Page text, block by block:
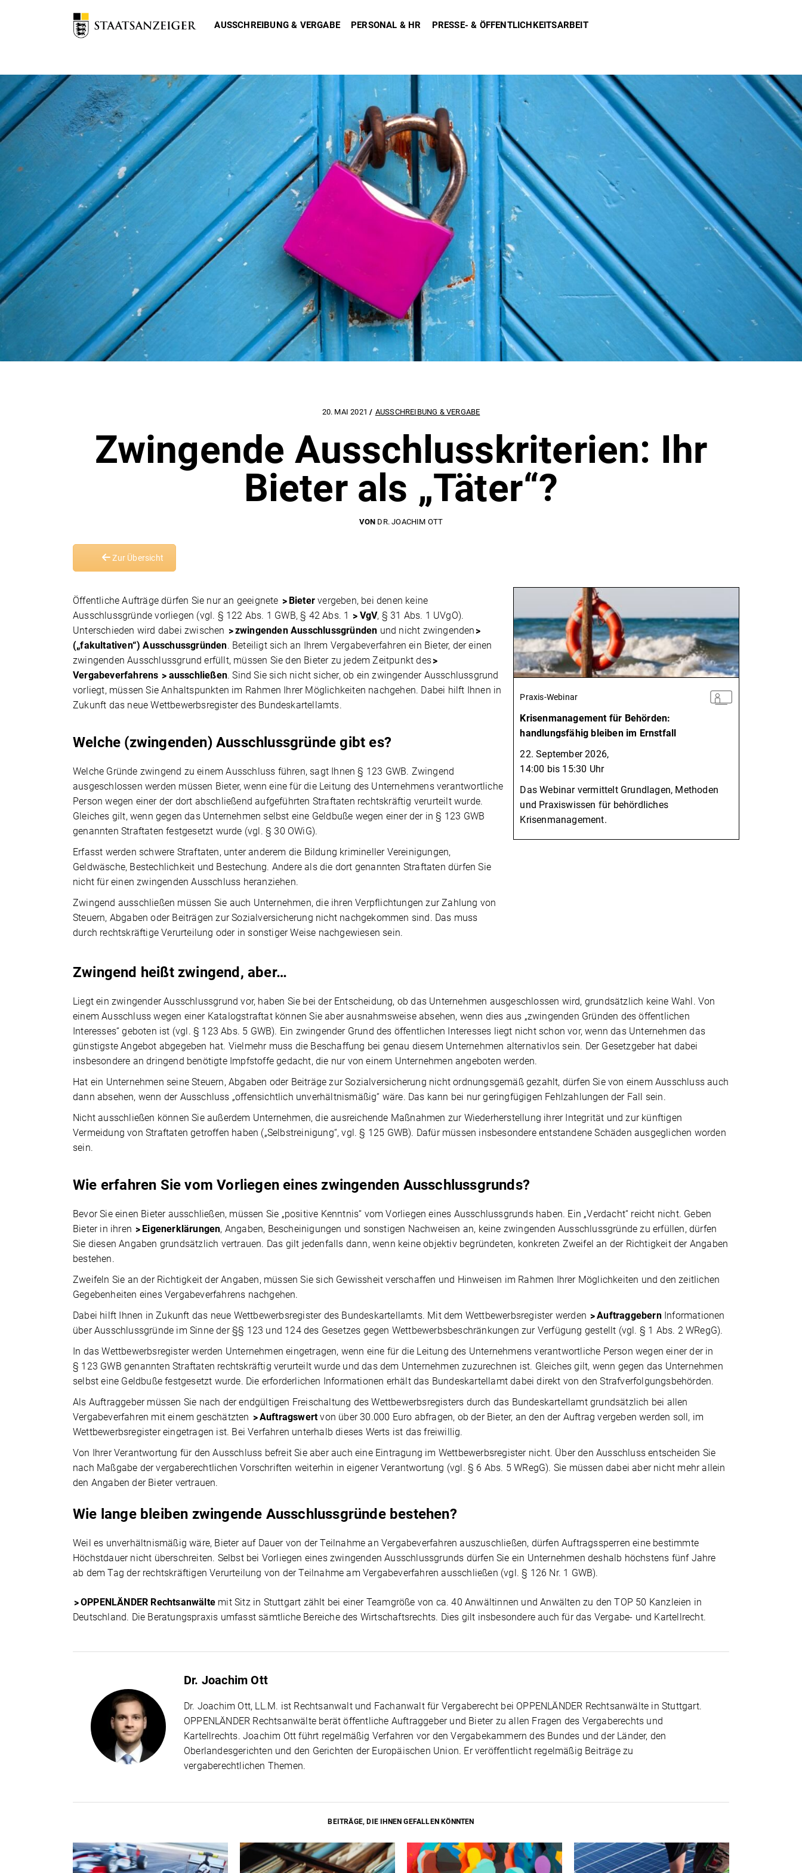
AUSSCHREIBUNG & VERGABE PERSONAL & HR PRESSE- & ÖFFENTLICHKEITSARBEIT
20. MAI 2021 AUSSCHREIBUNG & VERGABE
Zwingende Ausschlusskriterien: Ihr
Bieter als „Täter“?
VON DR. JOACHIM OTT
Zur Übersicht
Öffentliche Aufträge dürfen Sie nur an geeignete Bieter vergeben, bei denen keine
Ausschlussgründe vorliegen (vgl. § 122 Abs. 1 GWB, § 42 Abs. 1
VgV, § 31 Abs. 1 UVgO).
Unterschieden wird dabei zwischen
zwingenden Ausschlussgründen und nicht zwingenden
(„fakultativen“) Ausschussgründen. Beteiligt sich an Ihrem Vergabeverfahren ein Bieter, der einen
zwingenden Ausschlussgrund erfüllt, müssen Sie den Bieter zu jedem Zeitpunkt des
Vergabeverfahrens
ausschließen. Sind Sie sich nicht sicher, ob ein zwingender Ausschlussgrund
vorliegt, müssen Sie Anhaltspunkten im Rahmen Ihrer Möglichkeiten nachgehen. Dabei hilft Ihnen in
Zukunft das neue Wettbewerbsregister des Bundeskartellamts.
Welche (zwingenden) Ausschlussgründe gibt es?
Welche Gründe zwingend zu einem Ausschluss führen, sagt Ihnen § 123 GWB. Zwingend
ausgeschlossen werden müssen Bieter, wenn eine für die Leitung des Unternehmens verantwortliche
Person wegen einer der dort abschließend aufgeführten Straftaten rechtskräftig verurteilt wurde.
Gleiches gilt, wenn gegen das Unternehmen selbst eine Geldbuße wegen einer der in § 123 GWB
genannten Straftaten festgesetzt wurde (vgl. § 30 OWiG).
Erfasst werden schwere Straftaten, unter anderem die Bildung krimineller Vereinigungen,
Geldwäsche, Bestechlichkeit und Bestechung. Andere als die dort genannten Straftaten dürfen Sie
nicht für einen zwingenden Ausschluss heranziehen.
Zwingend ausschließen müssen Sie auch Unternehmen, die ihren Verpflichtungen zur Zahlung von
Steuern, Abgaben oder Beiträgen zur Sozialversicherung nicht nachgekommen sind. Das muss
durch rechtskräftige Verurteilung oder in sonstiger Weise nachgewiesen sein.
Praxis-Webinar
Krisenmanagement für Behörden:
handlungsfähig bleiben im Ernstfall
22. September 2026,
14:00 bis 15:30 Uhr
Das Webinar vermittelt Grundlagen, Methoden
und Praxiswissen für behördliches
Krisenmanagement.
Zwingend heißt zwingend, aber…
Liegt ein zwingender Ausschlussgrund vor, haben Sie bei der Entscheidung, ob das Unternehmen ausgeschlossen wird, grundsätzlich keine Wahl. Von
einem Ausschluss wegen einer Katalogstraftat können Sie aber ausnahmsweise absehen, wenn dies aus „zwingenden Gründen des öffentlichen
Interesses“ geboten ist (vgl. § 123 Abs. 5 GWB). Ein zwingender Grund des öffentlichen Interesses liegt nicht schon vor, wenn das Unternehmen das
günstigste Angebot abgegeben hat. Vielmehr muss die Beschaffung bei genau diesem Unternehmen alternativlos sein. Der Gesetzgeber hat dabei
insbesondere an dringend benötigte Impfstoffe gedacht, die nur von einem Unternehmen angeboten werden.
Hat ein Unternehmen seine Steuern, Abgaben oder Beiträge zur Sozialversicherung nicht ordnungsgemäß gezahlt, dürfen Sie von einem Ausschluss auch
dann absehen, wenn der Ausschluss „offensichtlich unverhältnismäßig“ wäre. Das kann bei nur geringfügigen Fehlzahlungen der Fall sein.
Nicht ausschließen können Sie außerdem Unternehmen, die ausreichende Maßnahmen zur Wiederherstellung ihrer Integrität und zur künftigen
Vermeidung von Straftaten getroffen haben („Selbstreinigung“, vgl. § 125 GWB). Dafür müssen insbesondere entstandene Schäden ausgeglichen worden
sein.
Wie erfahren Sie vom Vorliegen eines zwingenden Ausschlussgrunds?
Bevor Sie einen Bieter ausschließen, müssen Sie „positive Kenntnis“ vom Vorliegen eines Ausschlussgrunds haben. Ein „Verdacht“ reicht nicht. Geben
Bieter in ihren
Eigenerklärungen, Angaben, Bescheinigungen und sonstigen Nachweisen an, keine zwingenden Ausschlussgründe zu erfüllen, dürfen
Sie diesen Angaben grundsätzlich vertrauen. Das gilt jedenfalls dann, wenn keine objektiv begründeten, konkreten Zweifel an der Richtigkeit der Angaben
bestehen.
Zweifeln Sie an der Richtigkeit der Angaben, müssen Sie sich Gewissheit verschaffen und Hinweisen im Rahmen Ihrer Möglichkeiten und den zeitlichen
Gegebenheiten eines Vergabeverfahrens nachgehen.
Dabei hilft Ihnen in Zukunft das neue Wettbewerbsregister des Bundeskartellamts. Mit dem Wettbewerbsregister werden
AuftraggebernInformationen
über Ausschlussgründe im Sinne der §§ 123 und 124 des Gesetzes gegen Wettbewerbsbeschränkungen zur Verfügung gestellt (vgl. § 1 Abs. 2 WRegG).
In das Wettbewerbsregister werden Unternehmen eingetragen, wenn eine für die Leitung des Unternehmens verantwortliche Person wegen einer der in
§ 123 GWB genannten Straftaten rechtskräftig verurteilt wurde und das dem Unternehmen zuzurechnen ist. Gleiches gilt, wenn gegen das Unternehmen
selbst eine Geldbuße festgesetzt wurde. Die erforderlichen Informationen erhält das Bundeskartellamt dabei direkt von den Strafverfolgungsbehörden.
Als Auftraggeber müssen Sie nach der endgültigen Freischaltung des Wettbewerbsregisters durch das Bundeskartellamt grundsätzlich bei allen
Vergabeverfahren mit einem geschätzten
Auftragswertvon über 30.000 Euro abfragen, ob der Bieter, an den der Auftrag vergeben werden soll, im
Wettbewerbsregister eingetragen ist. Bei Verfahren unterhalb dieses Werts ist das freiwillig.
Von Ihrer Verantwortung für den Ausschluss befreit Sie aber auch eine Eintragung im Wettbewerbsregister nicht. Über den Ausschluss entscheiden Sie
nach Maßgabe der vergaberechtlichen Vorschriften weiterhin in eigener Verantwortung (vgl. § 6 Abs. 5 WRegG). Sie müssen dabei aber nicht mehr allein
den Angaben der Bieter vertrauen.
Wie lange bleiben zwingende Ausschlussgründe bestehen?
Weil es unverhältnismäßig wäre, Bieter auf Dauer von der Teilnahme an Vergabeverfahren auszuschließen, dürfen Auftragssperren eine bestimmte
Höchstdauer nicht überschreiten. Selbst bei Vorliegen eines zwingenden Ausschlussgrunds dürfen Sie ein Unternehmen deshalb höchstens fünf Jahre
ab dem Tag der rechtskräftigen Verurteilung von der Teilnahme am Vergabeverfahren ausschließen (vgl. § 126 Nr. 1 GWB).
OPPENLÄNDER Rechtsanwälte mit Sitz in Stuttgart zählt bei einer Teamgröße von ca. 40 Anwältinnen und Anwälten zu den TOP 50 Kanzleien in
Deutschland. Die Beratungspraxis umfasst sämtliche Bereiche des Wirtschaftsrechts. Dies gilt insbesondere auch für das Vergabe- und Kartellrecht.
Dr. Joachim Ott
Dr. Joachim Ott, LL.M. ist Rechtsanwalt und Fachanwalt für Vergaberecht bei OPPENLÄNDER Rechtsanwälte in Stuttgart.
OPPENLÄNDER Rechtsanwälte berät öffentliche Auftraggeber und Bieter zu allen Fragen des Vergaberechts und
Kartellrechts. Joachim Ott führt regelmäßig Verfahren vor den Vergabekammern des Bundes und der Länder, den
Oberlandesgerichten und den Gerichten der Europäischen Union. Er veröffentlicht regelmäßig Beiträge zu
vergaberechtlichen Themen.
BEITRÄGE, DIE IHNEN GEFALLEN KÖNNTEN